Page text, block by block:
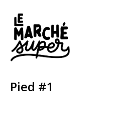
Pied #1